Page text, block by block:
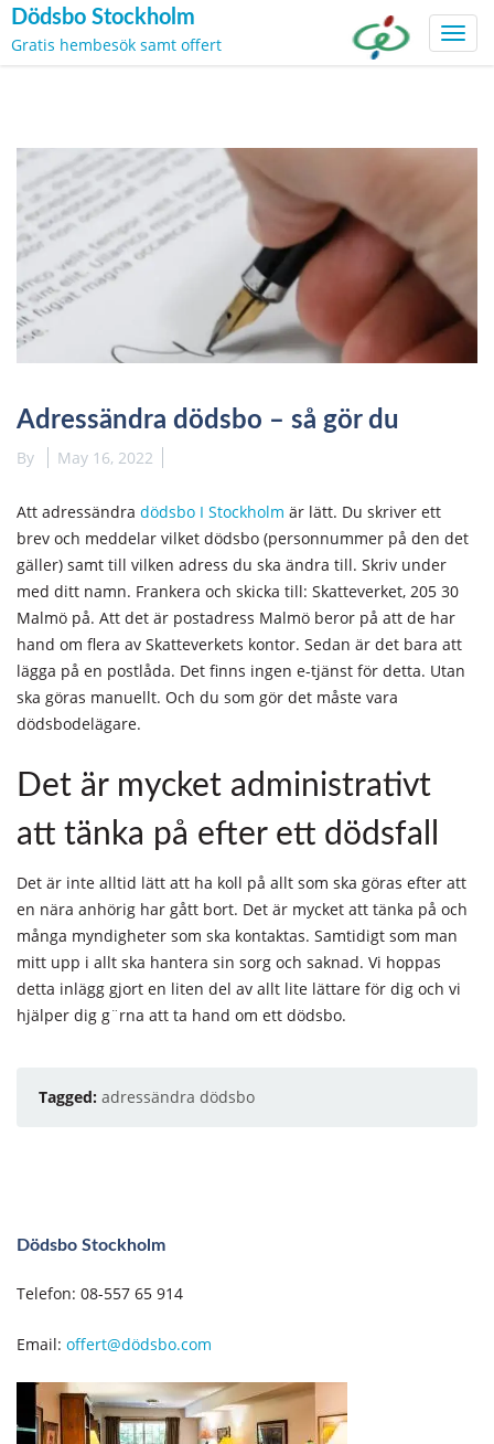
Dödsbo Stockholm
Gratis hembesök samt offert
Adressändra dödsbo – så gör du
By May 16, 2022
Att adressändra dödsbo I Stockholm är lätt. Du skriver ett
brev och meddelar vilket dödsbo (personnummer på den det
gäller) samt till vilken adress du ska ändra till. Skriv under
med ditt namn. Frankera och skicka till: Skatteverket, 205 30
Malmö på. Att det är postadress Malmö beror på att de har
hand om flera av Skatteverkets kontor. Sedan är det bara att
lägga på en postlåda. Det finns ingen e-tjänst för detta. Utan
ska göras manuellt. Och du som gör det måste vara
dödsbodelägare.
Det är mycket administrativt
att tänka på efter ett dödsfall
Det är inte alltid lätt att ha koll på allt som ska göras efter att
en nära anhörig har gått bort. Det är mycket att tänka på och
många myndigheter som ska kontaktas. Samtidigt som man
mitt upp i allt ska hantera sin sorg och saknad. Vi hoppas
detta inlägg gjort en liten del av allt lite lättare för dig och vi
hjälper dig g¨rna att ta hand om ett dödsbo.
Tagged: adressändra dödsbo
Dödsbo Stockholm
Telefon: 08-557 65 914
Email: offert@dödsbo.com